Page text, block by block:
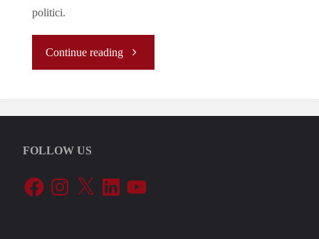
politici.
Continue reading"
La
Ammalata:
FOLLOW US
FacebookInstagram
X LinkedInYouTube